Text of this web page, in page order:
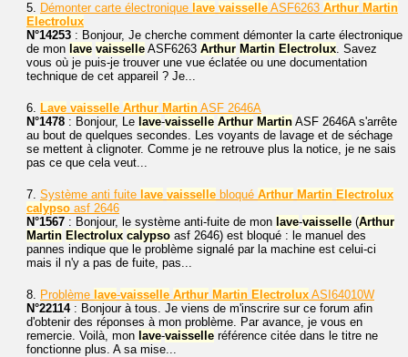
5. Démonter carte électronique lave vaisselle ASF6263 Arthur Martin
Electrolux
N°14253 : Bonjour, Je cherche comment démonter la carte électronique
de mon lave vaisselle ASF6263 Arthur Martin Electrolux. Savez
vous où je puis-je trouver une vue éclatée ou une documentation
technique de cet appareil ? Je...
6. Lave vaisselle Arthur Martin ASF 2646A
N°1478 : Bonjour, Le lave-vaisselle Arthur Martin ASF 2646A s'arrête
au bout de quelques secondes. Les voyants de lavage et de séchage
se mettent à clignoter. Comme je ne retrouve plus la notice, je ne sais
pas ce que cela veut...
7. Système anti fuite lave vaisselle bloqué Arthur Martin Electrolux
calypso asf 2646
N°1567 : Bonjour, le système anti-fuite de mon lave-vaisselle (Arthur
Martin Electrolux calypso asf 2646) est bloqué : le manuel des
pannes indique que le problème signalé par la machine est celui-ci
mais il n'y a pas de fuite, pas...
8. Problème lave-vaisselle Arthur Martin Electrolux ASI64010W
N°22114: Bonjour à tous. Je viens de m'inscrire sur ce forum afin
d'obtenir des réponses à mon problème. Par avance, je vous en
remercie. Voilà, mon lave-vaisselle référence citée dans le titre ne
fonctionne plus. A sa mise...